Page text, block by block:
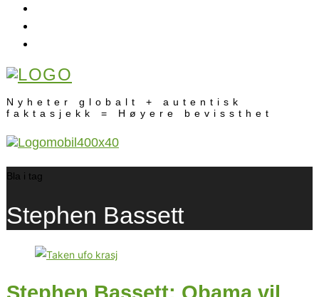
Nyheter globalt + autentisk
faktasjekk = Høyere bevissthet
Bla i tag
Stephen Bassett